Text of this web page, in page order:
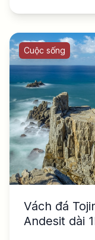
Cuộc sống
Vách đá
Andesit dài